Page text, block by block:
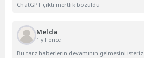
ChatGPT çıktı mertlik bozuldu
Melda
1 yıl önce
Bu tarz haberlerin devamının gelmesini isteriz